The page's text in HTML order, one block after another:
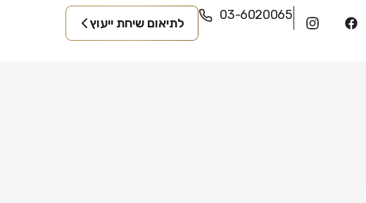
03-6020065
לתיאום שיחת ייעוץ